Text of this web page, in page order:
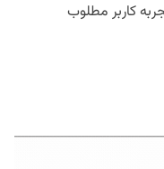
کاربر مطلوب